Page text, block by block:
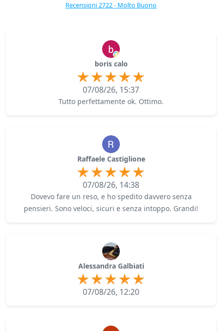
Recensioni 2722 - Molto Buono
boris calo
07/08/26, 15:37
Tutto perfettamente ok. Ottimo.
Raffaele Castiglione
07/08/26, 14:38
Dovevo fare un reso, e ho spedito davvero senza
pensieri. Sono veloci, sicuri e senza intoppo. Grandi!
Alessandra Galbiati
07/08/26, 12:20